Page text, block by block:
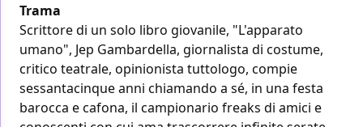
Trama
Scrittore di un solo libro giovanile, "L'apparato
umano", Jep Gambardella, giornalista di costume,
critico teatrale, opinionista tuttologo, compie
sessantacinque anni chiamando a sé, in una festa
barocca e cafona, il campionario freaks di amici e